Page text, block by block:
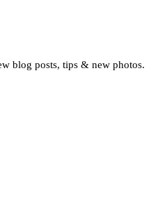
blog posts, tips & new photos.